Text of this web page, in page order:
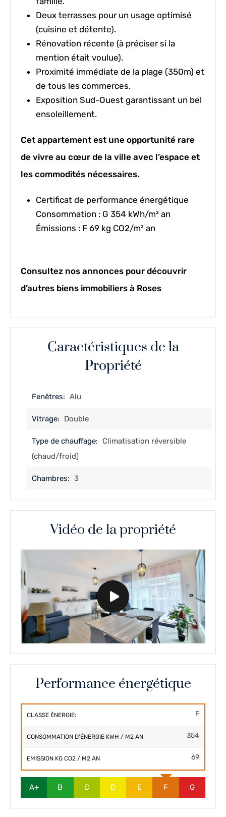
Deux terrasses pour un usage optimisé
(cuisine et détente).
Rénovation récente (à préciser si la
mention était voulue).
Proximité immédiate de la plage (350m) et
de tous les commerces.
Exposition Sud-Ouest garantissant un bel
ensoleillement.
Cet appartement est une opportunité rare
de vivre au cœur de la ville avec l’espace et
les commodités nécessaires.
Certificat de performance énergétique
Consommation : G 354 kWh/m² an
Émissions : F 69 kg CO2/m² an
Consultez nos annonces pour découvrir
d’autres biens immobiliers à Roses
Caractéristiques de la
Propriété
Fenêtres: Alu
Vitrage: Double
Type de chauffage:
Climatisation réversible
(chaud/froid)
Chambres: 3
Vidéo de la propriété
Performance énergétique
CLASSE ÉNERGIE: F
CONSOMMATION D'ÉNERGIE KWH / M2 AN 354
EMISSION KG CO2 / M2 AN 69
A+ B C D E F G